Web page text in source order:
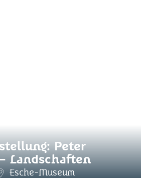
Peter
Landschaften
Esche-Museum